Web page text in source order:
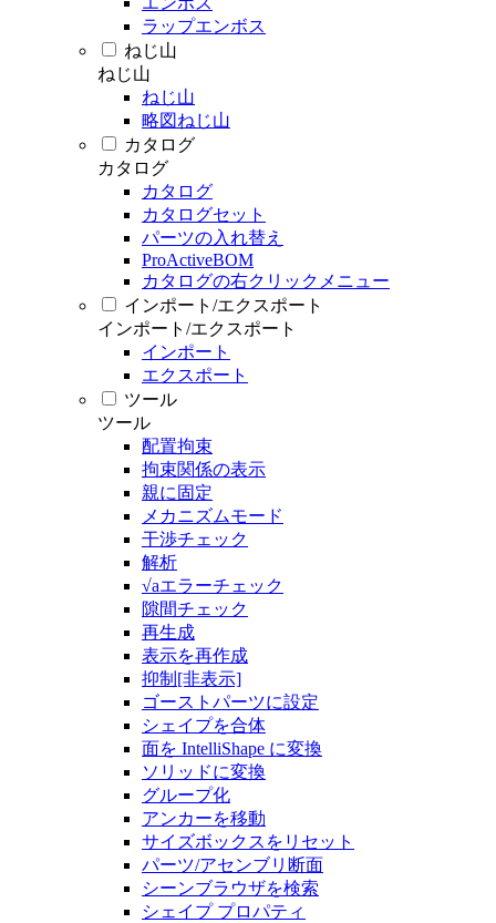
ラップエンボス
ねじ山
ねじ山
ねじ山
略図ねじ山
カタログ
カタログ
カタログ
カタログセット
パーツの入れ替え
ProActiveBOM
カタログの右クリックメニュー
インポート/エクスポート
インポート/エクスポート
インポート
エクスポート
ツール
ツール
配置拘束
拘束関係の表示
親に固定
メカニズムモード
干渉チェック
解析
√aエラーチェック
隙間チェック
再生成
表示を再作成
抑制[非表示]
ゴーストパーツに設定
シェイプを合体
面を IntelliShape に変換
ソリッドに変換
グループ化
アンカーを移動
サイズボックスをリセット
パーツ/アセンブリ断面
シーンブラウザを検索
シェイプ プロパティ